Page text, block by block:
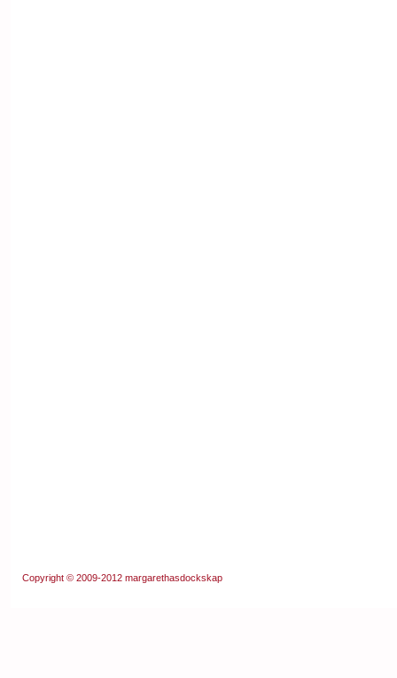
Copyright © 2009-2012 margarethasdockskap